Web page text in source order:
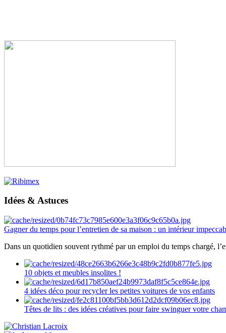
Idées & Astuces
Gagner du temps pour l’entretien de sa maison : un intérieur
Dans un quotidien souvent rythmé par un emploi du temps chargé,
10 objets et meubles insolites !
4 idées déco pour recycler les petites voitures de vos enfants
Têtes de lits : des idées créatives pour faire swinguer votre